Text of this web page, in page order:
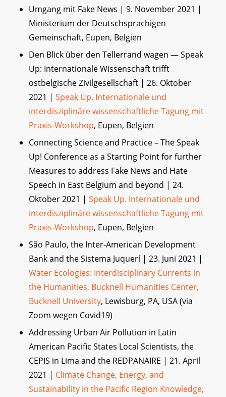
Umgang mit Fake News | 9. November 2021 |
Ministerium der Deutschsprachigen
Gemeinschaft, Eupen, Belgien
Den Blick über den Tellerrand wagen — Speak
Up: Internationale Wissenschaft trifft
ostbelgische Zivilgesellschaft | 26. Oktober
2021 | Speak Up. Internationale und
interdisziplinäre wissenschaftliche Tagung mit
Praxis-Workshop, Eupen, Belgien
Connecting Science and Practice – The Speak
Up! Conference as a Starting Point for further
Measures to address Fake News and Hate
Speech in East Belgium and beyond | 24.
Oktober 2021 | Speak Up. Internationale und
interdisziplinäre wissenschaftliche Tagung mit
Praxis-Workshop, Eupen, Belgien
São Paulo, the Inter‐American Development
Bank and the Sistema Juquerí | 23. Juni 2021 |
Water Ecologies: Interdisciplinary Currents in
the Humanities, Bucknell Humanities Center,
Bucknell University, Lewisburg, PA, USA (via
Zoom wegen Covid19)
Addressing Urban Air Pollution in Latin
American Pacific States Local Scientists, the
CEPIS in Lima and the REDPANAIRE | 21. April
2021 | Climate Change, Energy, and
Sustainability in the Pacific Region Knowledge,